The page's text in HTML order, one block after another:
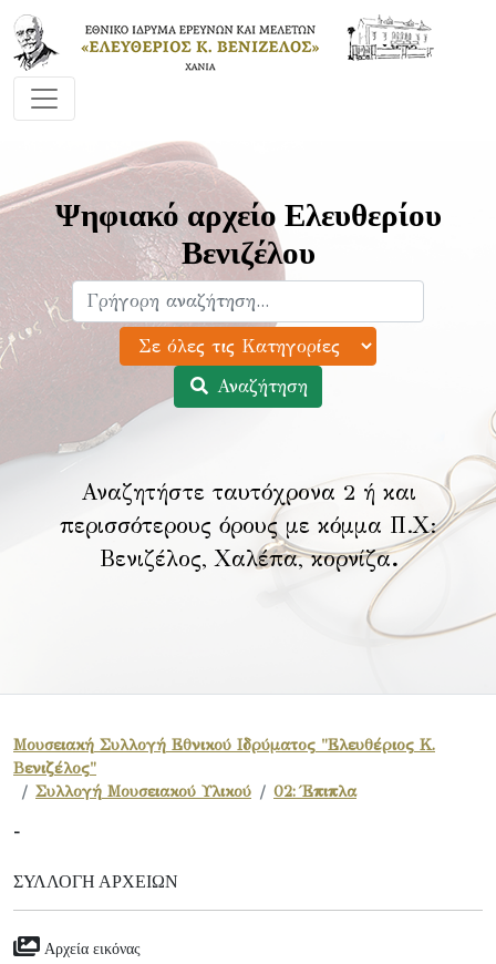
Ψηφιακό αρχείο Ελευθερίου
Βενιζέλου
Αναζήτηση
Αναζητήστε ταυτόχρονα 2 ή και
περισσότερους όρους με κόμμα Π.Χ:
Βενιζέλος, Χαλέπα, κορνίζα.
Μουσειακή Συλλογή Εθνικού Ιδρύματος "Ελευθέριος Κ.
Βενιζέλος"
Συλλογή Μουσειακού Υλικού
02: Έπιπλα
-
ΣΥΛΛΟΓΉ ΑΡΧΕΊΩΝ
Αρχεία εικόνας